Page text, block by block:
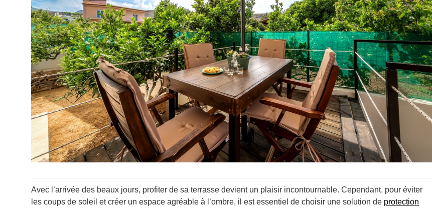
Avec l’arrivée des beaux jours, profiter de sa terrasse devient un plaisir incontournable. Cependant, pour éviter
les coups de soleil et créer un espace agréable à l’ombre, il est essentiel de choisir une solution de protection